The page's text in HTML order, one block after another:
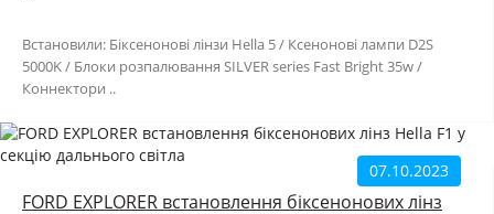
Встановили: Біксенонові лінзи Hella 5 / Ксенонові лампи D2S
5000K / Блоки розпалювання SILVER series Fast Bright 35w /
Коннектори ..
07.10.2023
FORD EXPLORER встановлення біксенонових лінз